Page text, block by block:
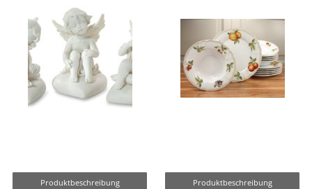
Produktbeschreibung Produktbeschreibung